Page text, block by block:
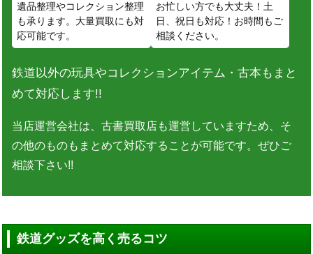
遺品整理やコレクション整理
も承ります。大量買取にも対
応可能です。
お忙しい方でも大丈夫！土
日、祝日も対応！お時間もご
相談ください。
鉄道以外の玩具やコレクションアイテム・古本もまと
めて対応します!!
当店運営会社は、古書買取店も運営していますため、そ
の他のものもまとめて対応することが可能です。ぜひご
相談下さい!!
鉄道グッズを高く売るコツ